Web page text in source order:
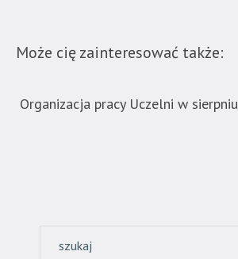
nawigacja
obsługiwana
Może cię zainteresować także:
Organizacja pracy Uczelni w sierpniu